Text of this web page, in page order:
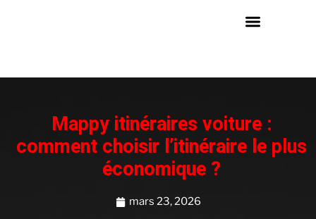
Mappy itinéraires voiture :
comment choisir l’itinéraire le plus
économique ?
mars 23, 2026